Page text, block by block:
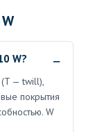
W?
(T — twill),
покрытия
W